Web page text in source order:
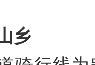
乡